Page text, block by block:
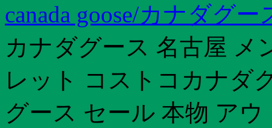
canada goose/カナダグ
カナダグース 名古屋 メ
レット コストコカナダ
グース セール 本物 ア